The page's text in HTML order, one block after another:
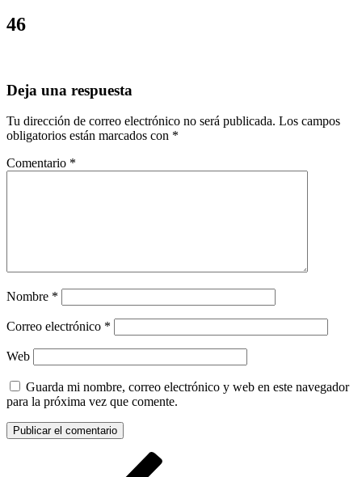
46
Deja una respuesta
Tu dirección de correo electrónico no será publicada. Los campos
obligatorios están marcados con *
Comentario *
Nombre *
Correo electrónico *
Web
Guarda mi nombre, correo electrónico y web en este navegador
para la próxima vez que comente.